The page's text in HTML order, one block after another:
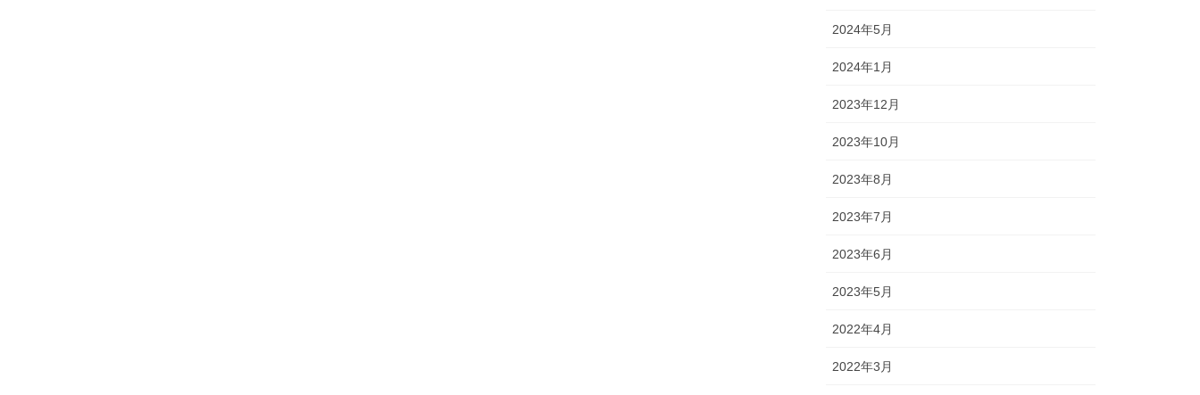
2024年5月
2024年1月
2023年12月
2023年10月
2023年8月
2023年7月
2023年6月
2023年5月
2022年4月
2022年3月